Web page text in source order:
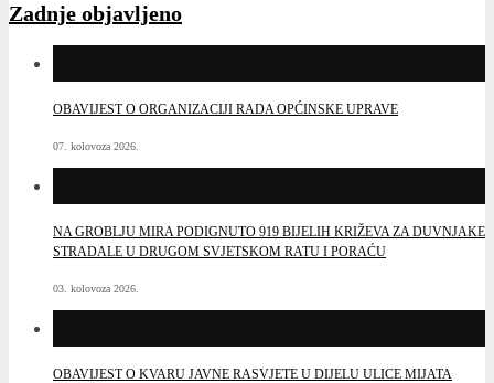
Zadnje objavljeno
OBAVIJEST O ORGANIZACIJI RADA OPĆINSKE UPRAVE
07. kolovoza 2026.
NA GROBLJU MIRA PODIGNUTO 919 BIJELIH KRIŽEVA ZA DUVNJAKE
STRADALE U DRUGOM SVJETSKOM RATU I PORAĆU
03. kolovoza 2026.
OBAVIJEST O KVARU JAVNE RASVJETE U DIJELU ULICE MIJATA